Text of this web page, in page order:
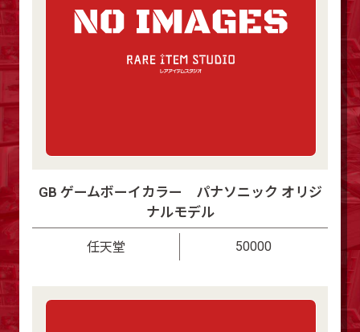
GB ゲームボーイカラー パナソニック オリジ
ナルモデル
任天堂 50000